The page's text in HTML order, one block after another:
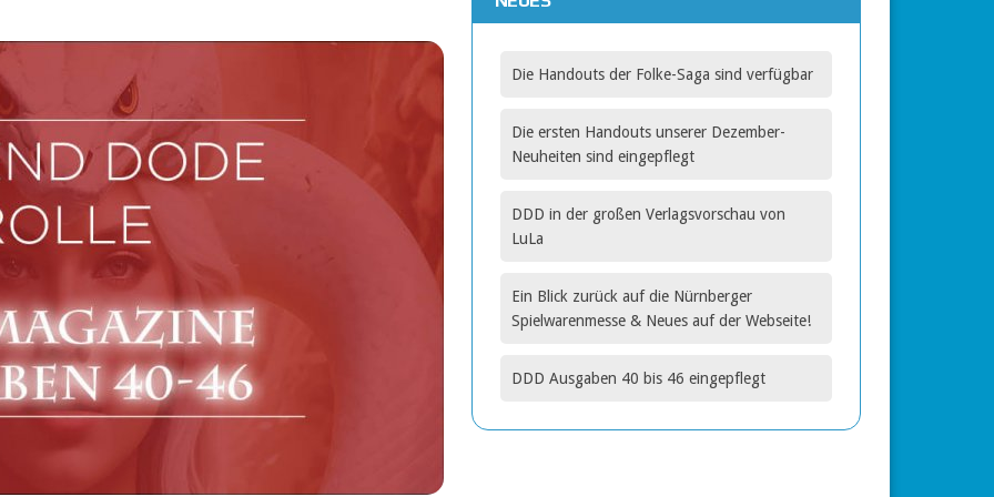
Die Handouts der Folke-Saga sind verfügbarDie Handouts der Folke-Saga sind verfügbar
Die ersten Handouts unserer Dezember-
Neuheiten sind eingepflegt
DDD in der großen Verlagsvorschau von
LuLa
Ein Blick zurück auf die Nürnberger
Spielwarenmesse & Neues auf der Webseite!
DDD Ausgaben 40 bis 46 eingepflegt